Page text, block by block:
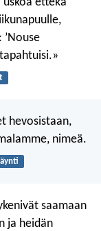
hevosistaan,
nimeä.
saamaan
ja heidän